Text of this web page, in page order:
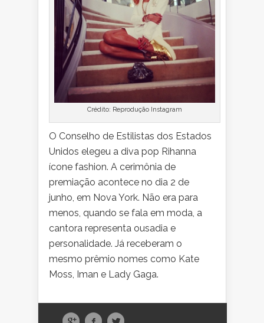
Crédito: Reprodução Instagram
O Conselho de Estilistas dos Estados
Unidos elegeu a diva pop Rihanna
ícone fashion. A cerimônia de
premiação acontece no dia 2 de
junho, em Nova York. Não era para
menos, quando se fala em moda, a
cantora representa ousadia e
personalidade. Já receberam o
mesmo prêmio nomes como Kate
Moss, Iman e Lady Gaga.